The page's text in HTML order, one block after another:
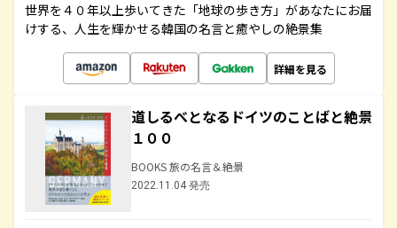
世界を４０年以上歩いてきた「地球の歩き方」があなたにお届
けする、人生を輝かせる韓国の名言と癒やしの絶景集
詳細を見る
道しるべとなるドイツのことばと絶景
１００
BOOKS 旅の名言＆絶景
2022.11.04 発売